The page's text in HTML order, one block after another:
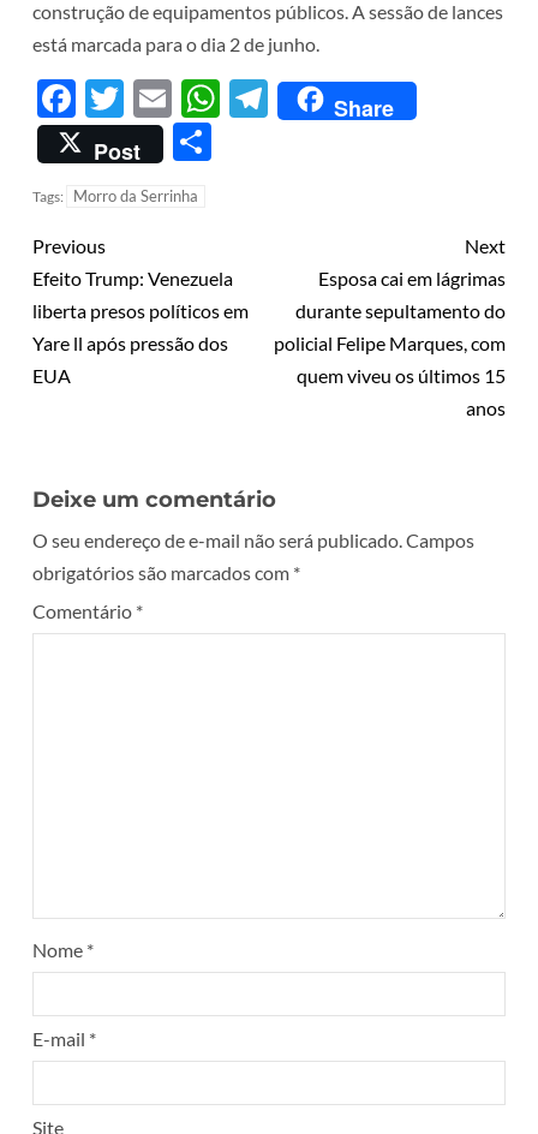
construção de equipamentos públicos. A sessão de lances
está marcada para o dia 2 de junho.
Facebook
Twitter
EmailWhatsApp
Telegram
Share
Post
Tags: Morro da Serrinha
Previous
Efeito Trump: Venezuela
liberta presos políticos em
Yare ll após pressão dos
EUA
Next
Esposa cai em lágrimas
durante sepultamento do
policial Felipe Marques, com
quem viveu os últimos 15
anos
Deixe um comentário
O seu endereço de e-mail não será publicado.Campos
obrigatórios são marcados com *
Comentário *
Nome *
E-mail *
Site